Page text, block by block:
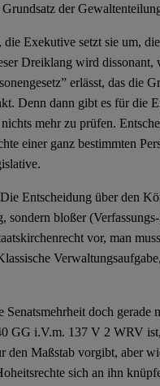
der
Exekutive setzt sie um,
Dreiklang wird dissonant,
erlässt, das die
Denn dann gibt es für die
mehr zu prüfen.
einer ganz bestimmten
Entscheidung über den
sondern bloßer
vor, man
doch gerade
GG i.V.m. 137 V 2 WRV
den Maßstab vorgibt, aber
sich an ihn